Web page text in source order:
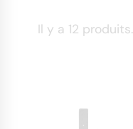
Il y a 12 produits.